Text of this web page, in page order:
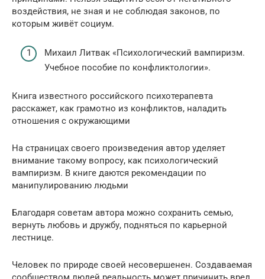
воздействия, не зная и не соблюдая законов, по
которым живёт социум.
Михаил Литвак «Психологический вампиризм.
Учебное пособие по конфликтологии».
Книга известного российского психотерапевта
расскажет, как грамотно из конфликтов, наладить
отношения с окружающими
На страницах своего произведения автор уделяет
внимание такому вопросу, как психологический
вампиризм. В книге даются рекомендации по
манипулированию людьми
Благодаря советам автора можно сохранить семью,
вернуть любовь и дружбу, подняться по карьерной
лестнице.
Человек по природе своей несовершенен. Создаваемая